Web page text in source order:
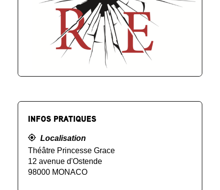
INFOS PRATIQUES
Localisation
Théâtre Princesse Grace
12 avenue d'Ostende
98000 MONACO